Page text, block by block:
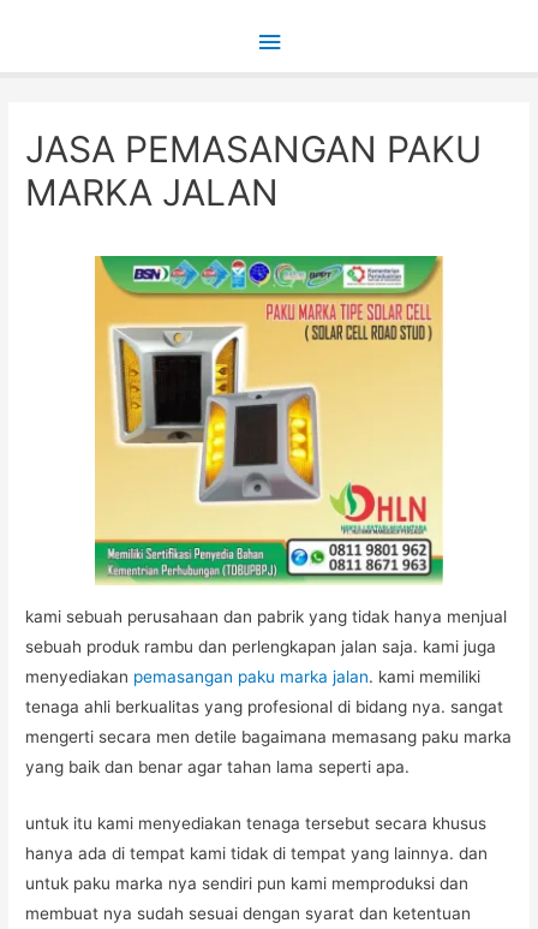
Main
JASA PEMASANGAN PAKU
MARKA JALAN
kami sebuah perusahaan dan pabrik yang tidak hanya menjual
sebuah produk rambu dan perlengkapan jalan saja. kami juga
menyediakan pemasangan paku marka jalan. kami memiliki
tenaga ahli berkualitas yang profesional di bidang nya. sangat
mengerti secara men detile bagaimana memasang paku marka
yang baik dan benar agar tahan lama seperti apa.
untuk itu kami menyediakan tenaga tersebut secara khusus
hanya ada di tempat kami tidak di tempat yang lainnya. dan
untuk paku marka nya sendiri pun kami memproduksi dan
membuat nya sudah sesuai dengan syarat dan ketentuan